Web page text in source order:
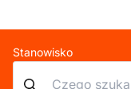
Stanowisko